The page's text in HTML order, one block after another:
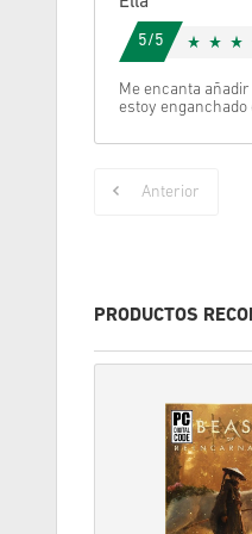
5/5
Me encanta
estoy enganchado
Anterior
PRODUCTOS